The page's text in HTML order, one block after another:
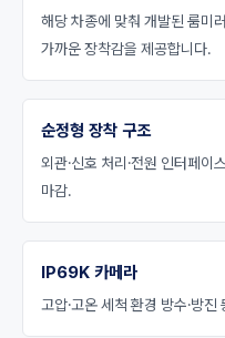
해당 차종에 맞춰 개발된 룸미
가까운 장착감을 제공합니다.
순정형 장착 구조
외관·신호 처리·전원 인터페
마감.
IP69K 카메라
고압·고온 세척 환경 방수·방